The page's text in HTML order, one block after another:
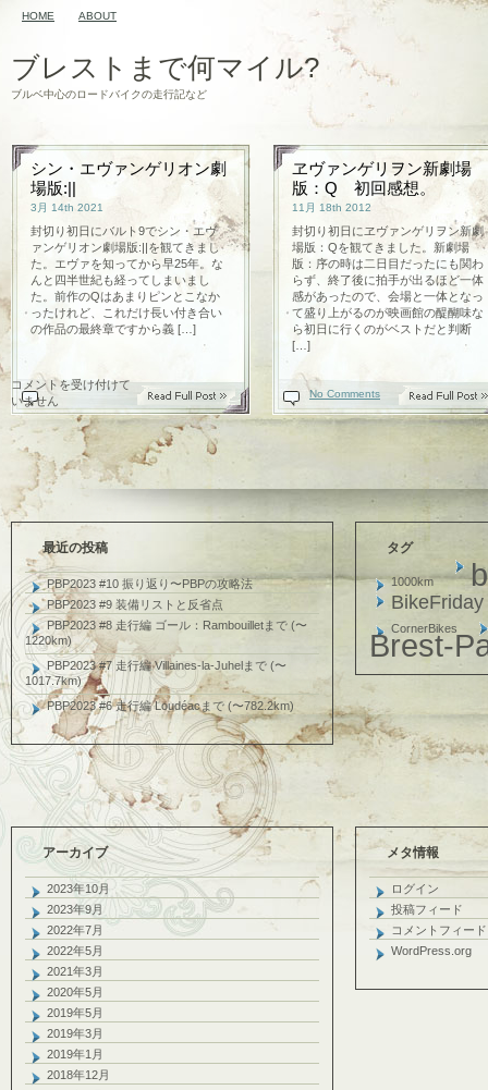
HOME ABOUT
ブレストまで何マイル?
ブルベ中心のロードバイクの走行記など
シン・エヴァンゲリオン劇
場版:||
3月 14th 2021
封切り初日にバルト9でシン・エヴ
ァンゲリオン劇場版:||を観てきまし
た。エヴァを知ってから早25年。な
んと四半世紀も経ってしまいまし
た。前作のQはあまりピンとこなか
ったけれど、これだけ長い付き合い
の作品の最終章ですから義 […]
シ
ン・
エ
ヴ
ァ
リ
オ
ン
版:||
は
コメントを受け付けて
いません
ヱヴァンゲリヲン新劇場
版：Q 初回感想。
11月 18th 2012
封切り初日にヱヴァンゲリヲン新劇
場版：Qを観てきました。新劇場
版：序の時は二日目だったにも関わ
らず、終了後に拍手が出るほど一体
感があったので、会場と一体となっ
て盛り上がるのが映画館の醍醐味な
ら初日に行くのがベストだと判断
[…]
No Comments
最近の投稿
PBP2023 #10 振り返り〜PBPの攻略法
PBP2023 #9 装備リストと反省点
PBP2023 #8 走行編 ゴール：Rambouilletまで (〜
1220km)
PBP2023 #7 走行編 Villaines-la-Juhelまで (〜
1017.7km)
PBP2023 #6 走行編 Loudéacまで (〜782.2km)
タグ
1000km
BikeFriday
CornerBikes
Brest-
アーカイブ
2023年10月
2023年9月
2022年7月
2022年5月
2021年3月
2020年5月
2019年5月
2019年3月
2019年1月
2018年12月
メタ情報
ログイン
投稿フィード
コメントフィード
WordPress.org